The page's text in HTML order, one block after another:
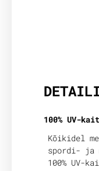
100% UV-
Kõikidel
spordi- ja
100% UV-